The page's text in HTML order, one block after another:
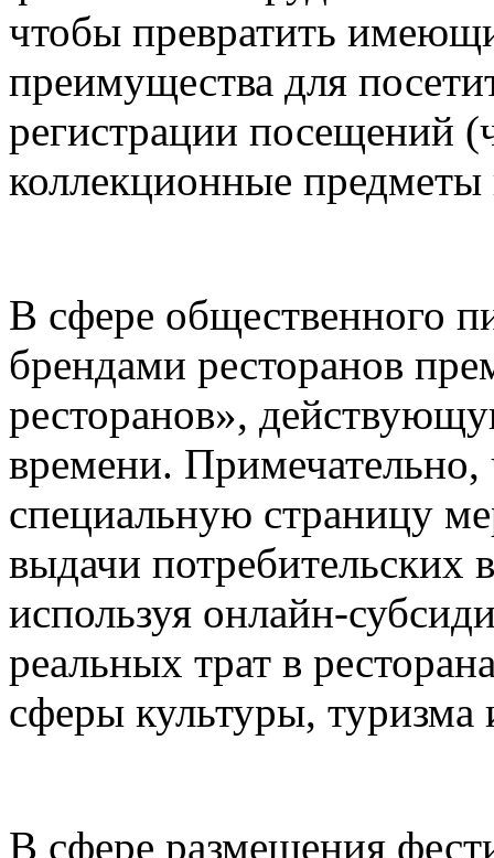
чтобы превратить
преимущества для
регистрации посещений
коллекционные
В сфере общественного
брендами ресторанов
ресторанов»,
времени. Примечательно,
специальную страницу
выдачи потребительских
используя онлайн-
реальных трат в
сферы культуры, туризма
В сфере размещения